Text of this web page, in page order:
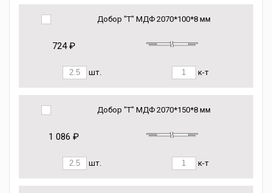
Добор "Т" МДФ 2070*100*8 мм
724 ₽
шт. к-т
Добор "Т" МДФ 2070*150*8 мм
1 086 ₽
шт. к-т